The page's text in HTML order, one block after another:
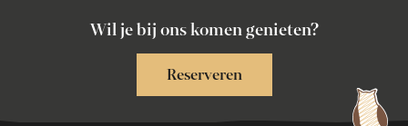
Wil je bij ons komen genieten?
Reserveren